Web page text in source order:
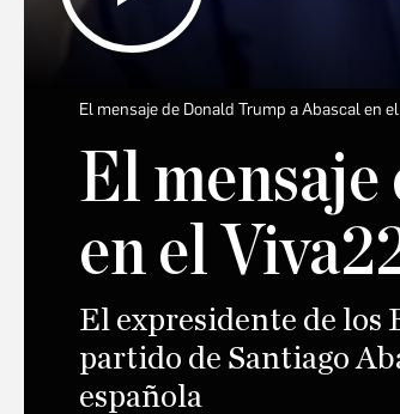
El mensaje de Donald Trump a Abascal en
El
en el
El expresidente de los
partido de Santiago
española